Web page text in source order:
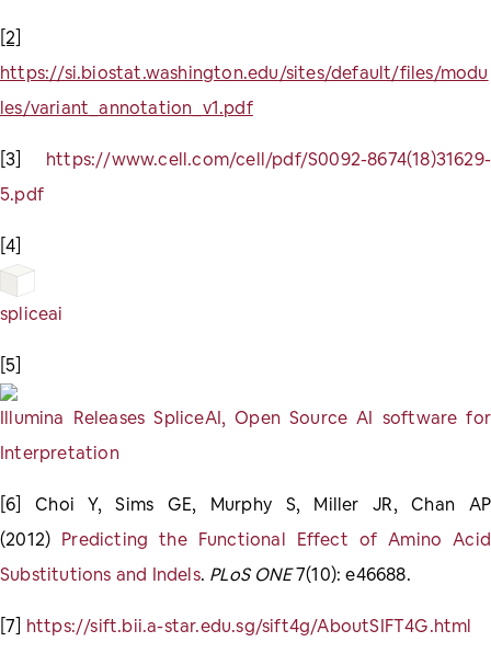
[2]
https://si.biostat.washington.edu/sites/default/files/modu
les/variant_annotation_v1.pdf
[3] https://www.cell.com/cell/pdf/S0092-8674(18)31629-
5.pdf
[4]
spliceai
[5]
Illumina Releases SpliceAI, Open Source AI software for
Interpretation
[6] Choi Y, Sims GE, Murphy S, Miller JR, Chan AP
(2012) Predicting the Functional Effect of Amino Acid
Substitutions and Indels. PLoS ONE7(10): e46688.
[7] https://sift.bii.a-star.edu.sg/sift4g/AboutSIFT4G.html